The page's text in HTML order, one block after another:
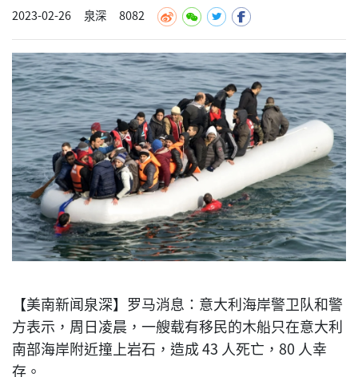
2023-02-26 泉深 8082
【美南新闻泉深】罗马消息：意大利海岸警卫队和警
方表示，周日凌晨，一艘载有移民的木船只在意大利
南部海岸附近撞上岩石，造成 43 人死亡，80 人幸
存。